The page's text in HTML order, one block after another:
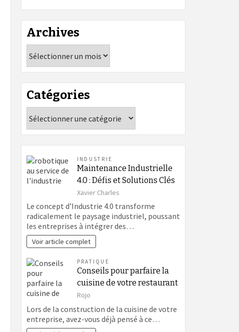
Archives
Catégories
INDUSTRIE
Maintenance Industrielle
4.0 : Défis et Solutions Clés
Xavier Charles
Le concept d’Industrie 4.0 transforme
radicalement le paysage industriel, poussant
les entreprises à intégrer des…
Voir article complet
PRATIQUE
Conseils pour parfaire la
cuisine de votre restaurant
Rojo
Lors de la construction de la cuisine de votre
entreprise, avez-vous déjà pensé à ce…